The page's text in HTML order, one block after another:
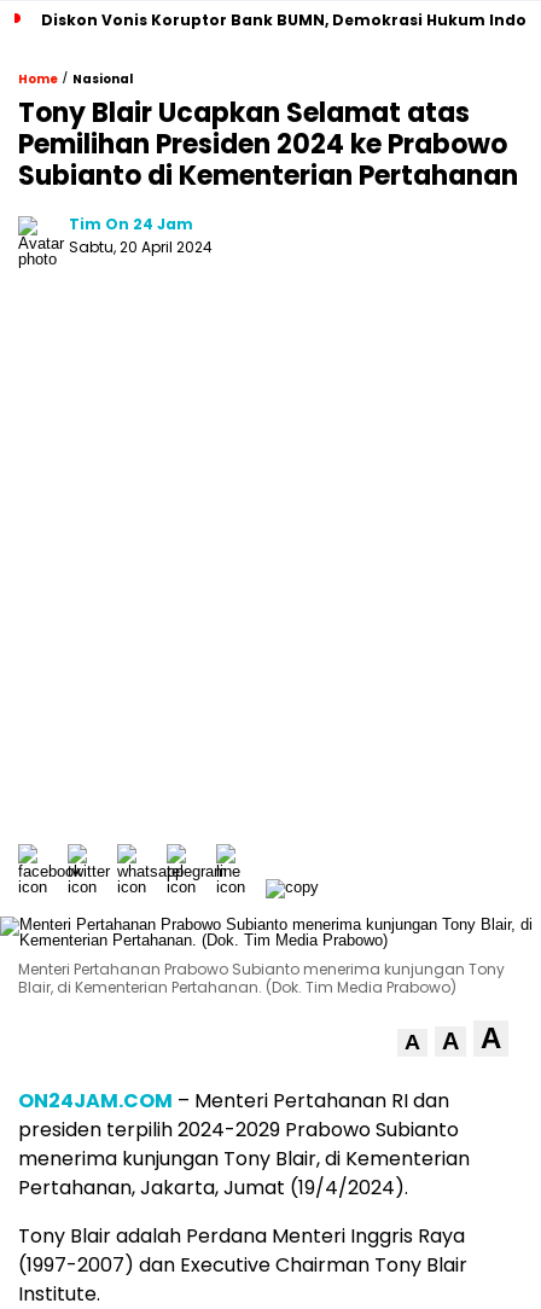
Diskon Vonis Koruptor Bank BUMN, Demokrasi Hukum
Home / Nasional
Tony Blair Ucapkan Selamat atas
Pemilihan Presiden 2024 ke Prabowo
Subianto di Kementerian Pertahanan
Tim On 24 Jam
Sabtu, 20 April 2024
Menteri Pertahanan Prabowo Subianto menerima kunjungan Tony
Blair, di Kementerian Pertahanan. (Dok. Tim Media Prabowo)
A A A
ON24JAM.COM – Menteri Pertahanan RI dan
presiden terpilih 2024-2029 Prabowo Subianto
menerima kunjungan Tony Blair, di Kementerian
Pertahanan, Jakarta, Jumat (19/4/2024).
Tony Blair adalah Perdana Menteri Inggris Raya
(1997-2007) dan Executive Chairman ‍Tony Blair
Institute.